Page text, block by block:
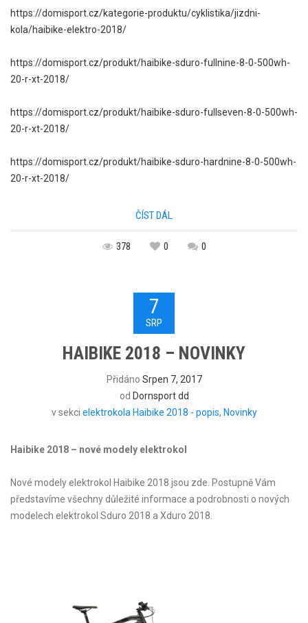
https://domisport.cz/kategorie-produktu/cyklistika/jizdni-
kola/haibike-elektro-2018/
https://domisport.cz/produkt/haibike-sduro-fullnine-8-0-500wh-
20-r-xt-2018/
https://domisport.cz/produkt/haibike-sduro-fullseven-8-0-500wh-
20-r-xt-2018/
https://domisport.cz/produkt/haibike-sduro-hardnine-8-0-500wh-
20-r-xt-2018/
ČÍST DÁL
378 0 0
7
SRP
HAIBIKE 2018 – NOVINKY
Přidáno Srpen 7, 2017
od Dornsport dd
v sekci elektrokola Haibike 2018 - popis, Novinky
Haibike 2018 – nové modely elektrokol
Nové modely elektrokol Haibike 2018 jsou zde. Postupně Vám
představíme všechny důležité informace a podrobnosti o nových
modelech elektrokol Sduro 2018 a Xduro 2018.